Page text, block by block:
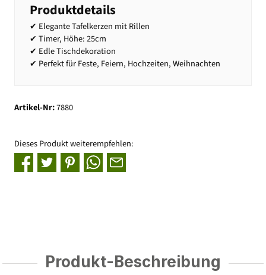
Produktdetails
✔ Elegante Tafelkerzen mit Rillen
✔ Timer, Höhe: 25cm
✔ Edle Tischdekoration
✔ Perfekt für Feste, Feiern, Hochzeiten, Weihnachten
Artikel-Nr:7880
Dieses Produkt weiterempfehlen:
Produkt-Beschreibung